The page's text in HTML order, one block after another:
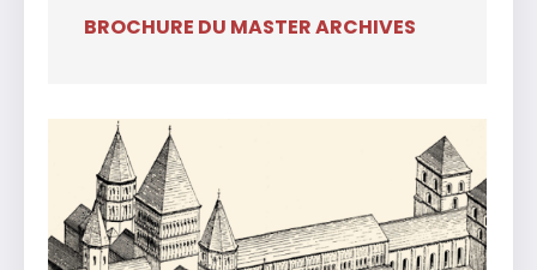
BROCHURE DU MASTER ARCHIVES